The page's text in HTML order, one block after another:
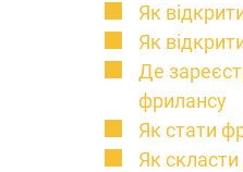
Як
Як
Де
фрилансу
Як стати
Як скласти